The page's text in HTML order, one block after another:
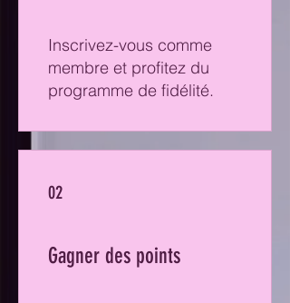
Inscrivez-vous comme
membre et profitez du
programme de fidélité.
02
Gagner des points